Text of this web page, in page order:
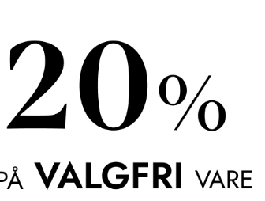
vitaminer og ekstrakter fra
ønsker med Free.Hold! Dette produktet gir